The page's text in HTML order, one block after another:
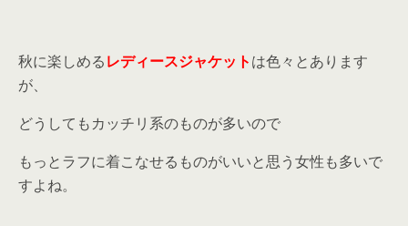
秋に楽しめるレディースジャケットは色々とあります
が、
どうしてもカッチリ系のものが多いので
もっとラフに着こなせるものがいいと思う女性も多いで
すよね。